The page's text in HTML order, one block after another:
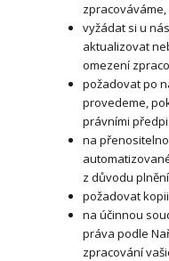
zpracováváme,
vyžádat si u
aktualizovat
omezení
požadovat po
provedeme,
právními
na
z důvodu
požadovat
na účinnou
práva podle
zpracování